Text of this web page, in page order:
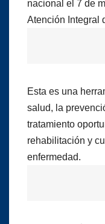
nacional el 7 de
Atención Integral
Esta es una
salud, la
tratamiento
rehabilitación y
enfermedad.